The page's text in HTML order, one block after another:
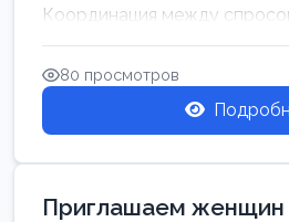
Координация между
для обеспечения своевр...
80 просмотров
Приглашаем женщин